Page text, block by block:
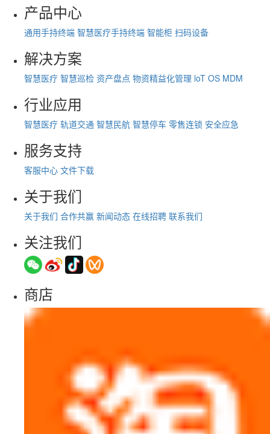
产品中心
通用手持终端 智慧医疗手持终端 智能柜 扫码设备
解决方案
智慧医疗 智慧巡检 资产盘点 物资精益化管理 loT OS MDM
行业应用
智慧医疗 轨道交通 智慧民航 智慧停车 零售连锁 安全应急
服务支持
客服中心 文件下载
关于我们
关于我们 合作共赢 新闻动态 在线招聘 联系我们
关注我们
商店